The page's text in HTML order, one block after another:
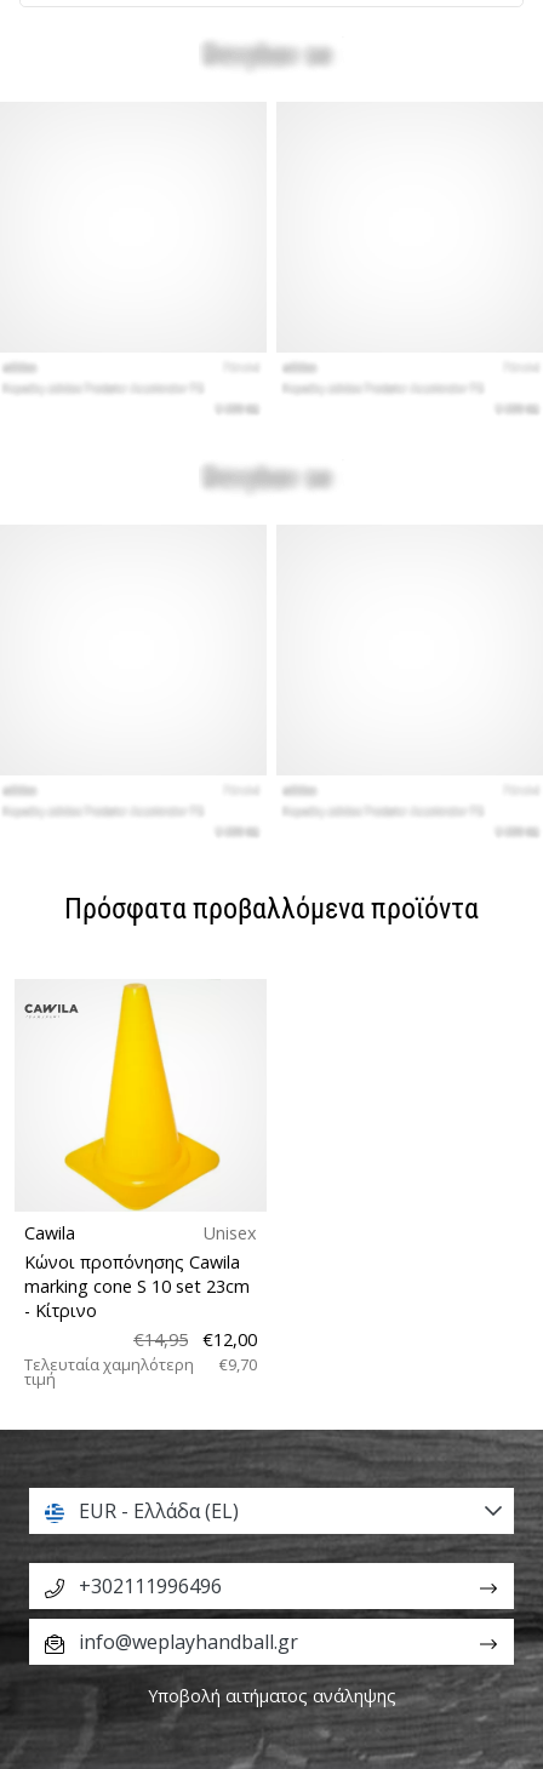
Πρόσφατα προβαλλόμενα προϊόντα
Cawila
Unisex
Κώνοι προπόνησης Cawila
marking cone S 10 set 23cm
- Κίτρινο
€14,95
€12,00
Τελευταία χαμηλότερη
τιμή
€9,70
EUR - Ελλάδα (EL)
+302111996496
info@weplayhandball.gr
Υποβολή αιτήματος ανάληψης